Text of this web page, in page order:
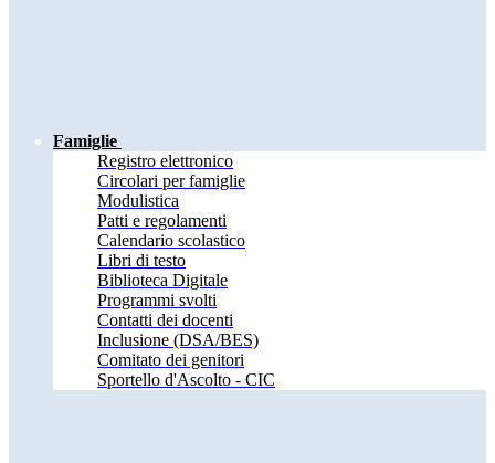
Famiglie
Registro elettronico
Circolari per famiglie
Modulistica
Patti e regolamenti
Calendario scolastico
Libri di testo
Biblioteca Digitale
Programmi svolti
Contatti dei docenti
Inclusione (DSA/BES)
Comitato dei genitori
Sportello d'Ascolto - CIC